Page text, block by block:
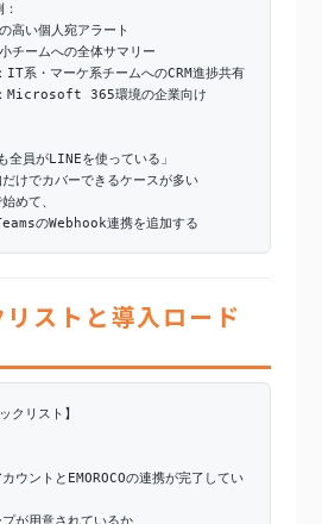
高い個人宛アラート
チームへの全体サマリー
系・マーケ系チームへのCRM進捗共有
Microsoft 365環境の企業向け
全員がLINEを使っている」
けでカバーできるケースが多い
めて、
のWebhook連携を追加する
ストと導入ロード
クリスト】
ントとEMOROCOの連携が完了してい
が用意されているか